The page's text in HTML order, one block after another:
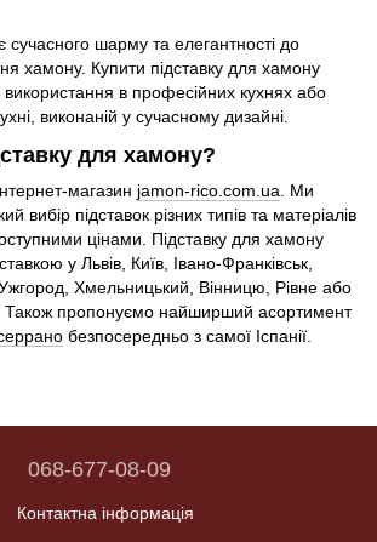
сучасного шарму та елегантності до
хамону. Купити підставку для хамону
в професійних кухнях або
виконаній у сучасному дизайні.
для хамону?
магазин jamon-rico.com.ua . Ми
вибір підставок різних типів та матеріалів
цінами. Підставку для хамону
у Львів, Київ, Івано-Франківськ,
Хмельницький, Вінницю, Рівне або
Також пропонуємо найширший асортимент
безпосередньо з самої Іспанії.
068-677-08-09
Контактна інформація